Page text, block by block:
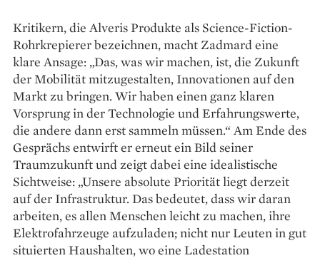
Kritikern, die Alveris Produkte als Science-Fiction-
Rohrkrepierer bezeichnen, macht Zadmard eine
klare Ansage: „Das, was wir machen, ist, die Zukunft
der Mobilität mitzugestalten, Innovationen auf den
Markt zu bringen. Wir haben einen ganz klaren
Vorsprung in der Technologie und Erfahrungswerte,
die andere dann erst sammeln müssen.“ Am Ende des
Gesprächs entwirft er erneut ein Bild seiner
Traumzukunft und zeigt dabei eine idealistische
Sichtweise: „Unsere absolute Priorität liegt derzeit
auf der Infrastruktur. Das bedeutet, dass wir daran
arbeiten, es allen Menschen leicht zu machen, ihre
Elektrofahrzeuge aufzuladen; nicht nur Leuten in gut
situierten Haushalten, wo eine Lade­station